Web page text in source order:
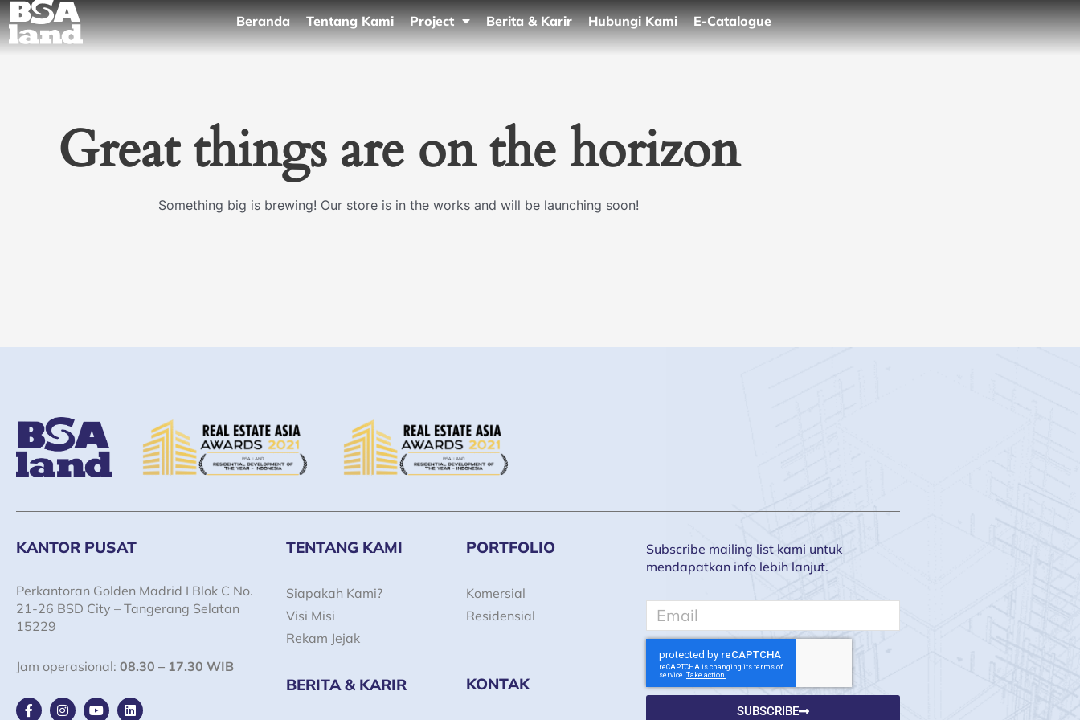
Skip
to
content
Beranda Tentang Kami Project Berita & Karir Hubungi Kami E-Catalogue
Great things are on the horizon
Something big is brewing! Our store is in the works and will be launching soon!
KANTOR PUSAT
Perkantoran Golden Madrid I Blok C No.
21-26 BSD City – Tangerang Selatan
15229
Jam operasional: 08.30 – 17.30 WIB
F
a
I
n
Y
o
L
i
TENTANG KAMI
Siapakah Kami?
Visi Misi
Rekam Jejak
BERITA & KARIR
PORTFOLIO
Komersial
Residensial
KONTAK
Subscribe mailing list kami untuk
mendapatkan info lebih lanjut.
Email
SUBSCRIBE